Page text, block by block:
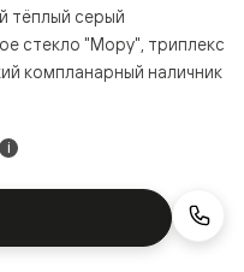
i
тёплый серый
стекло "Мору", триплекс
компланарный наличник